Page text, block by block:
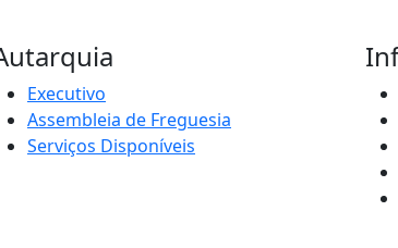
Executivo
Assembleia de Freguesia
Serviços Disponíveis